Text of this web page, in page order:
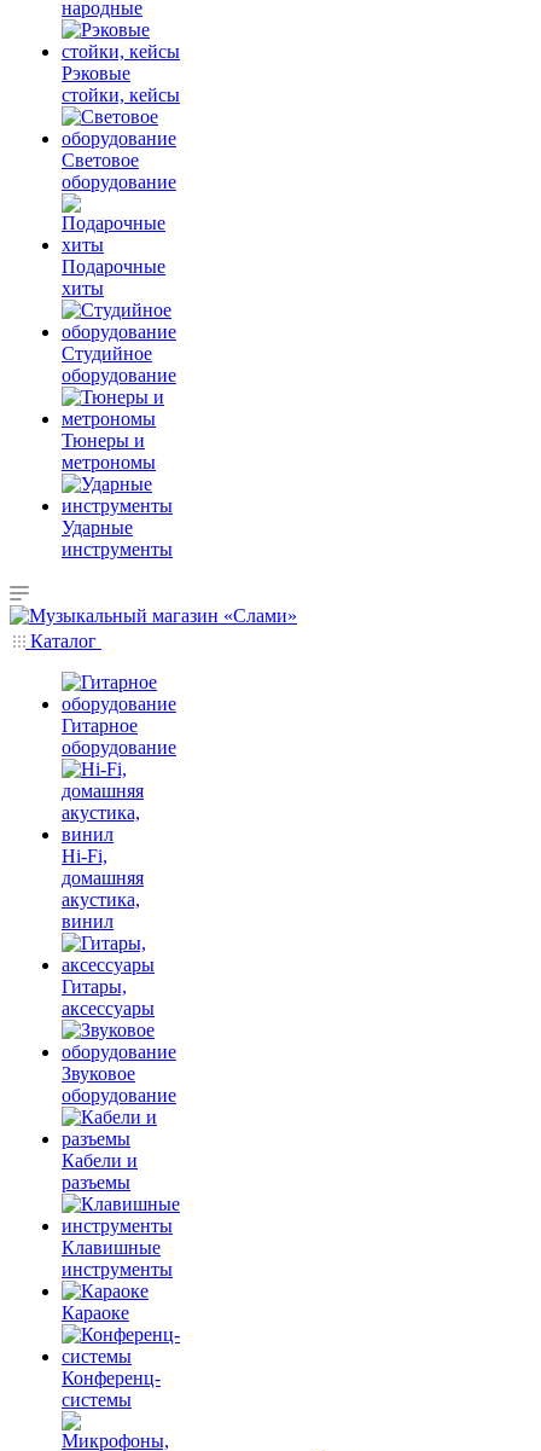
народные
Рэковые
стойки, кейсы
Световое
оборудование
Подарочные
хиты
Студийное
оборудование
Тюнеры и
метрономы
Ударные
инструменты
Каталог
Гитарное
оборудование
Hi-Fi,
домашняя
акустика,
винил
Гитары,
аксессуары
Звуковое
оборудование
Кабели и
разъемы
Клавишные
инструменты
Караоке
Конференц-
системы